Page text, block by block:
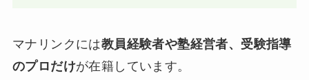
マナリンクには教員経験者や塾経営者、受験指導
のプロだけが在籍しています。